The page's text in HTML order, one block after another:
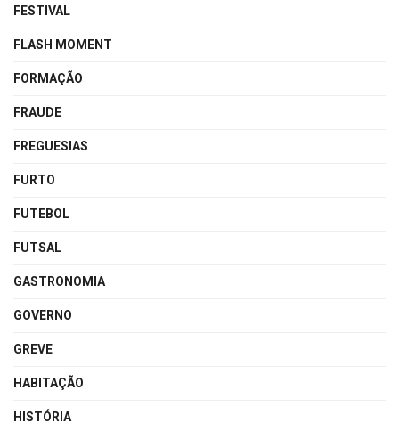
FESTIVAL
FLASH MOMENT
FORMAÇÃO
FRAUDE
FREGUESIAS
FURTO
FUTEBOL
FUTSAL
GASTRONOMIA
GOVERNO
GREVE
HABITAÇÃO
HISTÓRIA